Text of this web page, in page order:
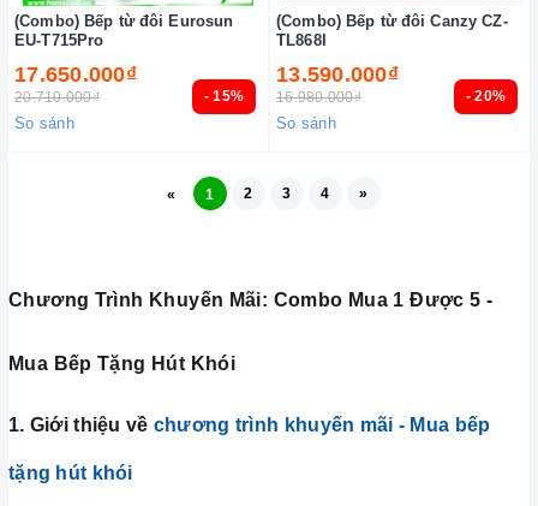
- 15%
(Combo) Bếp từ đôi Eurosun
EU-T715Pro
17.650.000₫
20.710.000₫
So sánh
- 20%
(Combo) Bếp từ đôi Canzy CZ-
TL868I
13.590.000₫
16.980.000₫
So sánh
« 1 2 3 4 »
Chương Trình Khuyến Mãi: Combo Mua 1 Được 5 -
Mua Bếp Tặng Hút Khói
1. Giới thiệu về chương trình khuyến mãi - Mua bếp
tặng hút khói